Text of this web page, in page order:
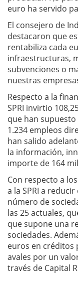
euro ha servido
El consejero de
destacaron que
rentabiliza cada
infraestructuras,
subvenciones o
nuestras
Respecto a la
SPRI invirtio
que han
1.234 empleos
han salido
la información,
importe de 164
Con respecto a
a la SPRI a
número de
las 25 actuales,
que supone una
sociedades.
euros en créditos
avales por un
través de Capital